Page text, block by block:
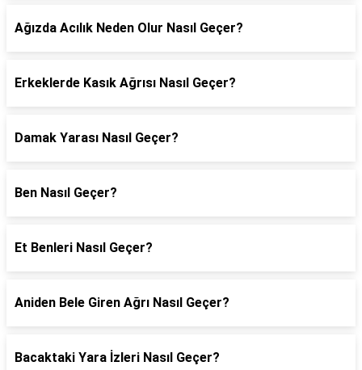
Ağızda Acılık Neden Olur Nasıl Geçer?
Erkeklerde Kasık Ağrısı Nasıl Geçer?
Damak Yarası Nasıl Geçer?
Ben Nasıl Geçer?
Et Benleri Nasıl Geçer?
Aniden Bele Giren Ağrı Nasıl Geçer?
Bacaktaki Yara İzleri Nasıl Geçer?